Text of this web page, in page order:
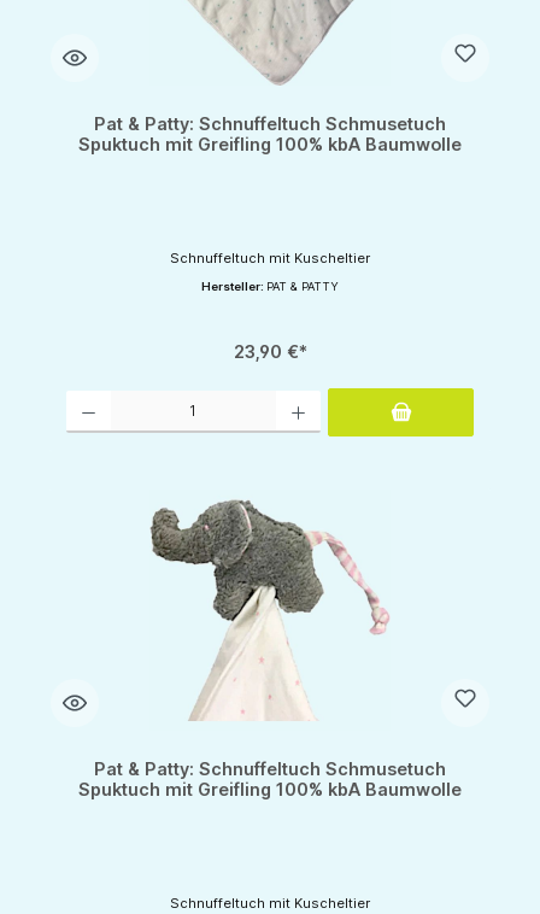
Pat & Patty: Schnuffeltuch Schmusetuch
Spuktuch mit Greifling 100% kbA Baumwolle
Schnuffeltuch mit Kuscheltier
Hersteller: PAT & PATTY
23,90 €*
Pat & Patty: Schnuffeltuch Schmusetuch
Spuktuch mit Greifling 100% kbA Baumwolle
Schnuffeltuch mit Kuscheltier